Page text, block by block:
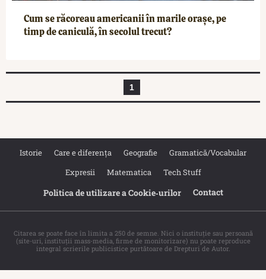
Cum se răcoreau americanii în marile orașe, pe
timp de caniculă, în secolul trecut?
1
Istorie Care e diferența Geografie
Gramatică/Vocabular
Expresii
Matematica Tech Stuff
Politica de utilizare a Cookie‐urilor Contact
Citarea se poate face în limita a 250 de semne. Nici o instituţie sau persoană
(site-uri, instituţii mass-media, firme de monitorizare) nu poate reproduce
integral scrierile publicistice purtătoare de Drepturi de Autor.